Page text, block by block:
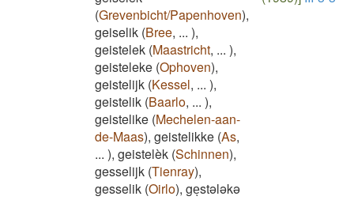
(Grevenbicht/Papenhoven),
geiselik (Bree, ... ),
geistelek (Maastricht, ... ),
geisteleke (Ophoven),
geistelijk (Kessel, ... ),
geistelik (Baarlo, ... ),
geistelike (Mechelen-aan-
de-Maas), geistelikke (As,
... ), geistelèk (Schinnen),
gesselijk (Tienray),
gesselik (Oirlo), geͅstələkə